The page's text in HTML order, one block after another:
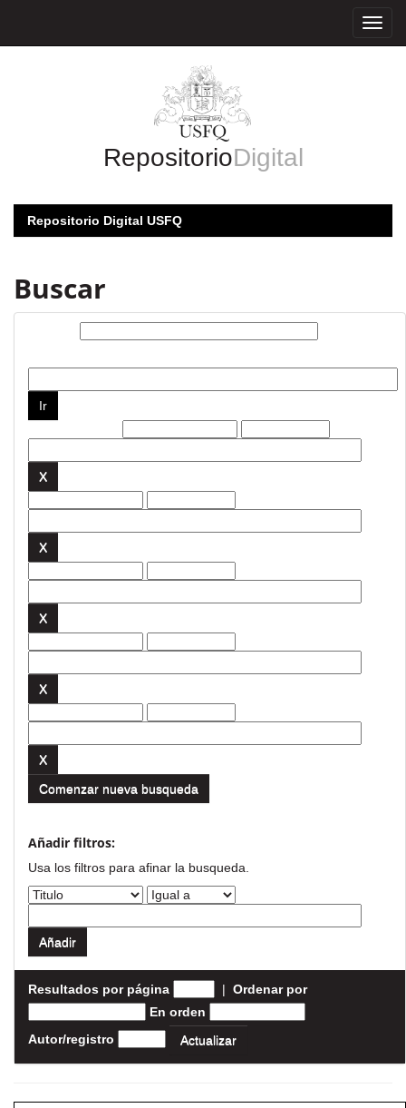
RepositorioDigital
Repositorio Digital USFQ
Buscar
Comenzar nueva busqueda
Añadir filtros:
Usa los filtros para afinar la busqueda.
Resultados por página | Ordenar por
En orden
Autor/registro